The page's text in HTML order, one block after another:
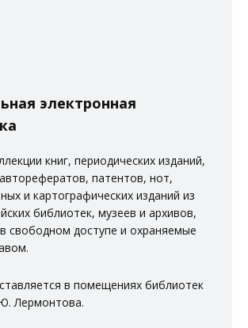
электронная
книг, периодических изданий,
патентов, нот,
и картографических изданий из
библиотек, музеев и архивов,
свободном доступе и охраняемые
в помещениях библиотек
Лермонтова.